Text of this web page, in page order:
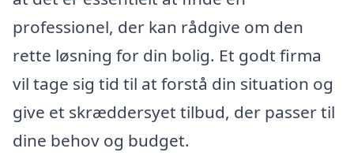
professionel, der kan rådgive om den
rette løsning for din bolig. Et godt firma
vil tage sig tid til at forstå din situation og
give et skræddersyet tilbud, der passer til
dine behov og budget.